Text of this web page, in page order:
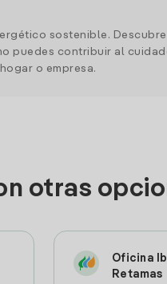
sostenible. Descubre
puedes contribuir al
o empresa.
otras
Oficina
Retamas